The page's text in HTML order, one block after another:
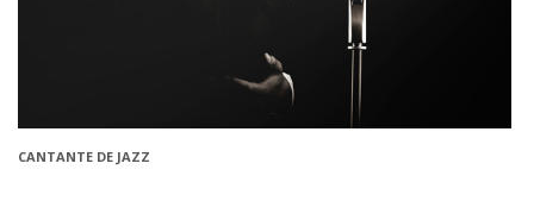
CANTANTE DE JAZZ